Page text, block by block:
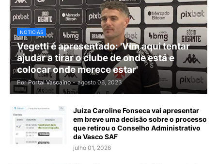
NOTICIAS
Vegetti é apresentado: 'Vim aqui tentar
ajudar a tirar o clube de onde está e
colocar onde merece estar'
Por Portal Vascaíno - agosto 06, 2023
Juíza Caroline Fonseca vai apresentar
em breve uma decisão sobre o processo
que retirou o Conselho Administrativo
da Vasco SAF
julho 01, 2026